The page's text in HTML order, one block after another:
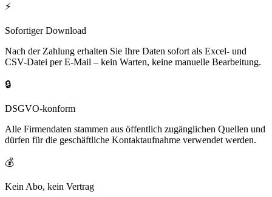
⚡
Sofortiger Download
Nach der Zahlung erhalten Sie Ihre Daten sofort als Excel- und
CSV-Datei per E-Mail – kein Warten, keine manuelle Bearbeitung.
🔒
DSGVO-konform
Alle Firmendaten stammen aus öffentlich zugänglichen Quellen und
dürfen für die geschäftliche Kontaktaufnahme verwendet werden.
💰
Kein Abo, kein Vertrag